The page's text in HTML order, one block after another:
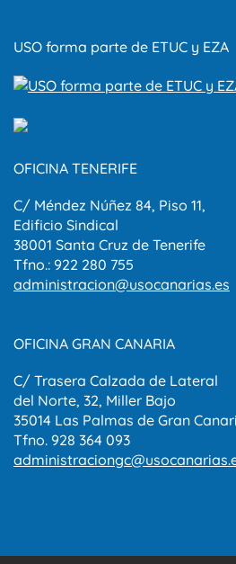
USO forma parte de ETUC y EZA
OFICINA TENERIFE
C/ Méndez Núñez 84, Piso 11,
Edificio Sindical
38001 Santa Cruz de Tenerife
Tfno.: 922 280 755
administracion@usocanarias.es
OFICINA GRAN CANARIA
C/ Trasera Calzada de Lateral
del Norte, 32, Miller Bajo
35014 Las Palmas de Gran
Tfno. 928 364 093